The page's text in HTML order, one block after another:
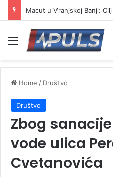
Menu
Home / Društvo
Društvo
Zbog
vode ulica
Cvetanovića